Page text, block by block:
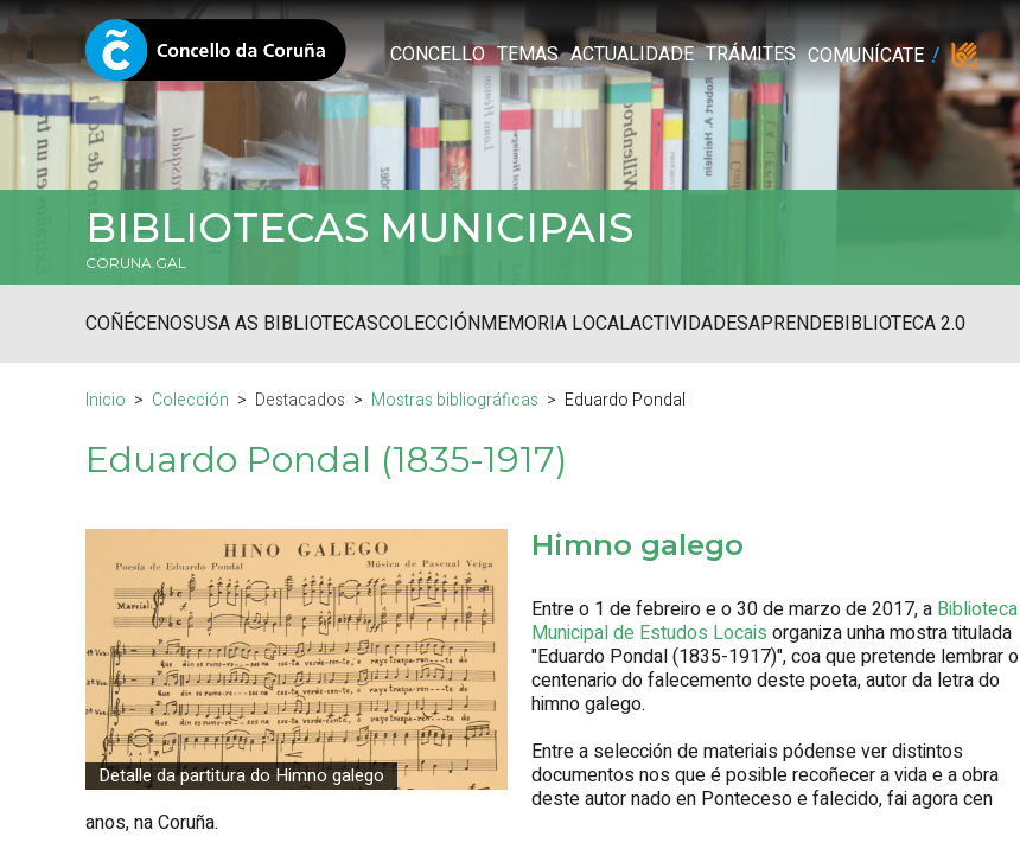
CONCELLO TEMAS ACTUALIDADE TRÁMITES COMUNÍCATE
BIBLIOTECAS MUNICIPAIS
CORUNA.GAL
COÑÉCENOSUSA AS BIBLIOTECASCOLECCIÓNMEMORIA LOCALACTIVIDADESAPRENDEBIBLIOTECA 2.0
Inicio Colección Destacados Mostras bibliográficas Eduardo Pondal
Eduardo Pondal (1835-1917)
Detalle da partitura do Himno galego
Himno galego
Entre o 1 de febreiro e o 30 de marzo de 2017, a Biblioteca
Municipal de Estudos Locais organiza unha mostra titulada
"Eduardo Pondal (1835-1917)", coa que pretende lembrar o
centenario do falecemento deste poeta, autor da letra do
himno galego.
Entre a selección de materiais pódense ver distintos
documentos nos que é posible recoñecer a vida e a obra
deste autor nado en Ponteceso e falecido, fai agora cen
anos, na Coruña.